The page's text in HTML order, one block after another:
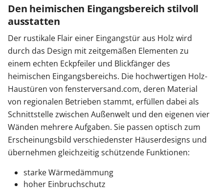
Garagentore
Carports
Anmelden / Registrieren
Kontakt / Hilfe
Den heimischen Eingangsbereich stilvoll
ausstatten
Der rustikale Flair einer Eingangstür aus Holz wird
durch das Design mit zeitgemäßen Elementen zu
einem echten Eckpfeiler und Blickfänger des
heimischen Eingangsbereichs. Die hochwertigen Holz-
Haustüren von fensterversand.com, deren Material
von regionalen Betrieben stammt, erfüllen dabei als
Schnittstelle zwischen Außenwelt und den eigenen vier
Wänden mehrere Aufgaben. Sie passen optisch zum
Erscheinungsbild verschiedenster Häuserdesigns und
übernehmen gleichzeitig schützende Funktionen:
starke Wärmedämmung
hoher Einbruchschutz